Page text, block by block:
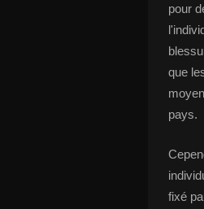
pour
que
pays.
fixé